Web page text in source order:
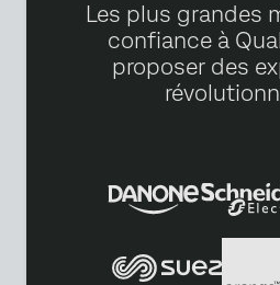
Les plus grandes
confiance à
proposer des